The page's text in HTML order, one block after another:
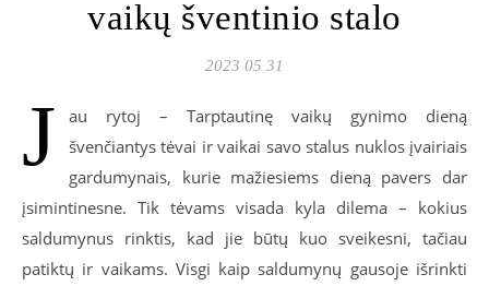
vaikų šventinio stalo
2023 05 31
J
au rytoj – Tarptautinę vaikų gynimo dieną
švenčiantys tėvai ir vaikai savo stalus nuklos įvairiais
gardumynais, kurie mažiesiems dieną pavers dar
įsimintinesne. Tik tėvams visada kyla dilema – kokius
saldumynus rinktis, kad jie būtų kuo sveikesni, tačiau
patiktų ir vaikams. Visgi kaip saldumynų gausoje išrinkti